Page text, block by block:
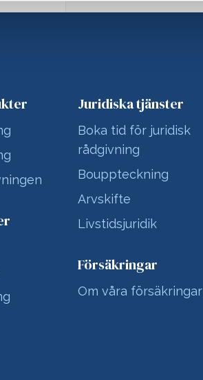
Juridiska tjänster
Boka tid för juridisk
rådgivning
Bouppteckning
Arvskifte
Livstidsjuridik
Försäkringar
Om våra försäkringar